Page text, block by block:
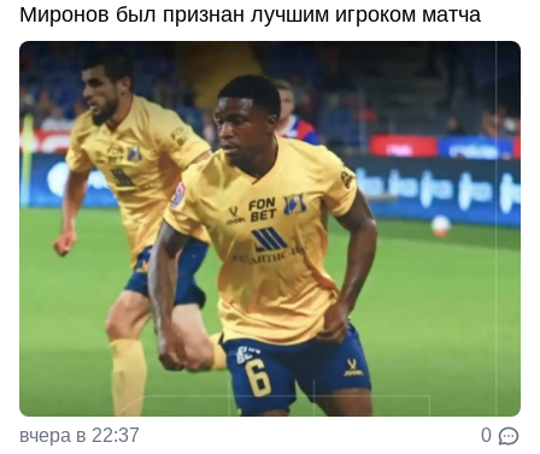
Миронов был признан лучшим игроком матча
вчера в 22:37 0